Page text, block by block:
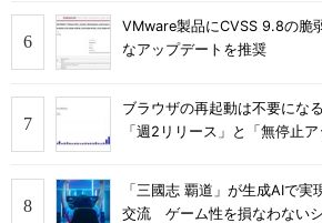
VMware製品にCVSS 9.8の
なアップデートを推奨
ブラウザの再起動は不要に
「週2リリース」と「無停止ア
「三國志 覇道」が生成AIで
交流 ゲーム性を損なわない